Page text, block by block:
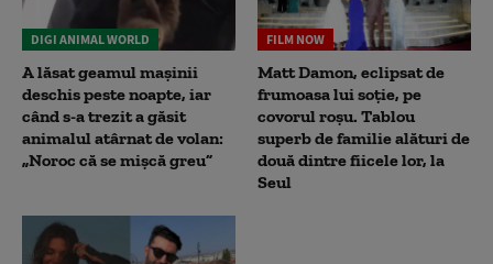
DIGI ANIMAL WORLD
A lăsat geamul mașinii
deschis peste noapte, iar
când s-a trezit a găsit
animalul atârnat de volan:
„Noroc că se mișcă greu”
FILM NOW
Matt Damon, eclipsat de
frumoasa lui soție, pe
covorul roșu. Tablou
superb de familie alături de
două dintre fiicele lor, la
Seul